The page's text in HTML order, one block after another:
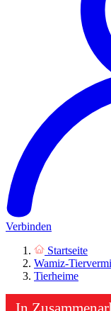
Verbinden
Startseite
Wamiz-
Tierheime